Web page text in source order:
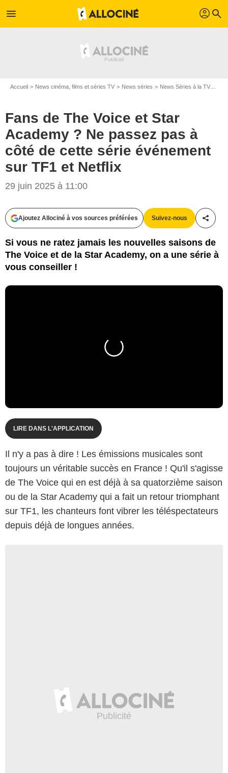
menu profil search
Accueil News cinéma, films et séries TV News séries News Séries à la TV
Fans de The Voice et Star
Academy ? Ne passez pas à
côté de cette série événement
sur TF1 et Netflix
29 juin 2025 à 11:00
Ajoutez Allociné à vos sources préférées Suivez-nous
Si vous ne ratez jamais les nouvelles saisons de
The Voice et de la Star Academy, on a une série à
vous conseiller !
LIRE DANS L'APPLICATION
Il n'y a pas à dire ! Les émissions musicales sont
toujours un véritable succès en France ! Qu'il s'agisse
de The Voice qui en est déjà à sa quatorzième saison
ou de la Star Academy qui a fait un retour triomphant
sur TF1, les chanteurs font vibrer les téléspectateurs
depuis déjà de longues années.